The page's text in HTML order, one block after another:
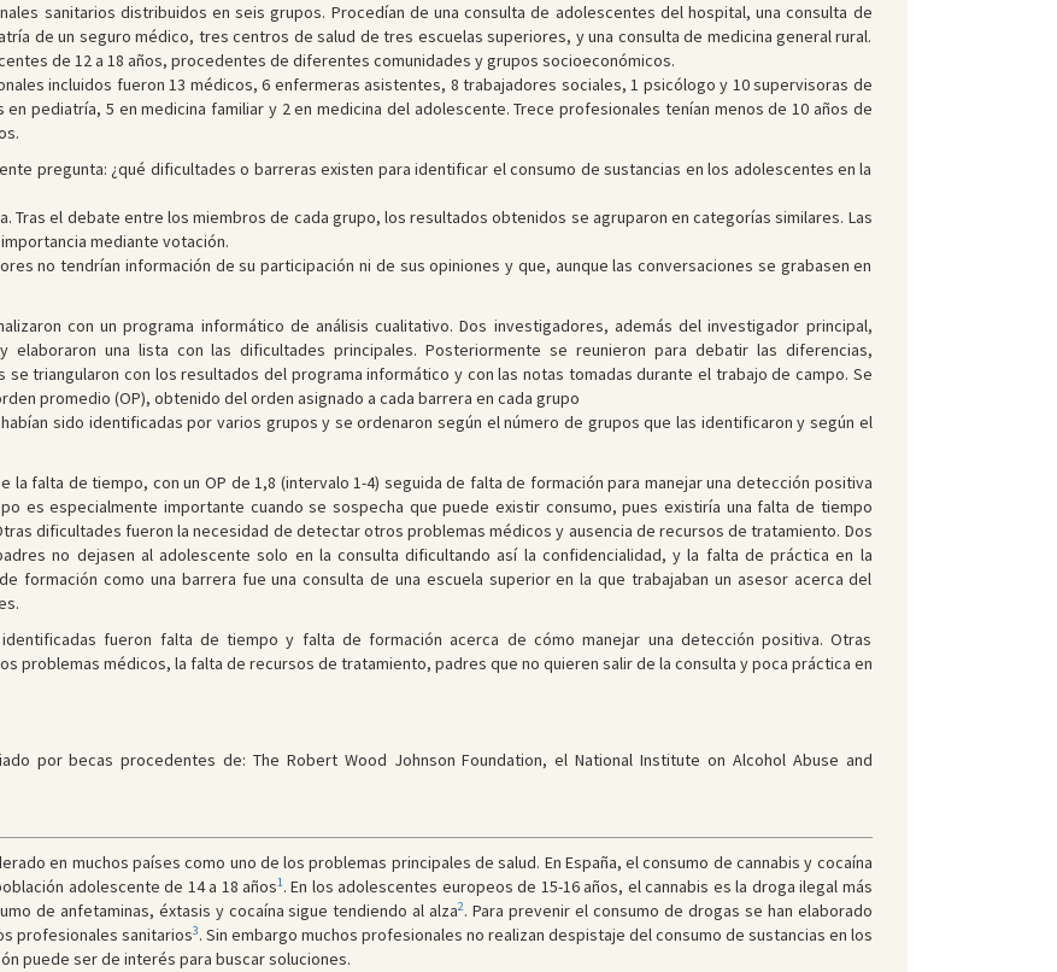
sanitarios distribuidos en seis grupos. Procedían de una consulta de adolescentes del hospital, una consulta de
de un seguro médico, tres centros de salud de tres escuelas superiores, y una consulta de medicina general rural.
de 12 a 18 años, procedentes de diferentes comunidades y grupos socioeconómicos.
incluidos fueron 13 médicos, 6 enfermeras asistentes, 8 trabajadores sociales, 1 psicólogo y 10 supervisoras de
pediatría, 5 en medicina familiar y 2 en medicina del adolescente. Trece profesionales tenían menos de 10 años de
pregunta: ¿qué dificultades o barreras existen para identificar el consumo de sustancias en los adolescentes en la
Tras el debate entre los miembros de cada grupo, los resultados obtenidos se agruparon en categorías similares. Las
mediante votación.
no tendrían información de su participación ni de sus opiniones y que, aunque las conversaciones se grabasen en
con un programa informático de análisis cualitativo. Dos investigadores, además del investigador principal,
elaboraron una lista con las dificultades principales. Posteriormente se reunieron para debatir las diferencias,
se triangularon con los resultados del programa informático y con las notas tomadas durante el trabajo de campo. Se
promedio (OP), obtenido del orden asignado a cada barrera en cada grupo
sido identificadas por varios grupos y se ordenaron según el número de grupos que las identificaron y según el
la falta de tiempo, con un OP de 1,8 (intervalo 1-4) seguida de falta de formación para manejar una detección positiva
es especialmente importante cuando se sospecha que puede existir consumo, pues existiría una falta de tiempo
dificultades fueron la necesidad de detectar otros problemas médicos y ausencia de recursos de tratamiento. Dos
no dejasen al adolescente solo en la consulta dificultando así la confidencialidad, y la falta de práctica en la
formación como una barrera fue una consulta de una escuela superior en la que trabajaban un asesor acerca del
fueron falta de tiempo y falta de formación acerca de cómo manejar una detección positiva. Otras
problemas médicos, la falta de recursos de tratamiento, padres que no quieren salir de la consulta y poca práctica en
por becas procedentes de: The Robert Wood Johnson Foundation, el National Institute on Alcohol Abuse and
en muchos países como uno de los problemas principales de salud. En España, el consumo de cannabis y cocaína
adolescente de 14 a 18 años1. En los adolescentes europeos de 15-16 años, el cannabis es la droga ilegal más
de anfetaminas, éxtasis y cocaína sigue tendiendo al alza2. Para prevenir el consumo de drogas se han elaborado
profesionales sanitarios3. Sin embargo muchos profesionales no realizan despistaje del consumo de sustancias en los
puede ser de interés para buscar soluciones.